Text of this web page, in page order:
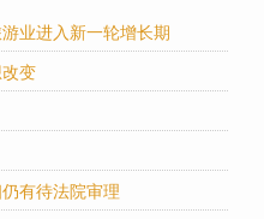
业进入新一轮增长期
变
有待法院审理